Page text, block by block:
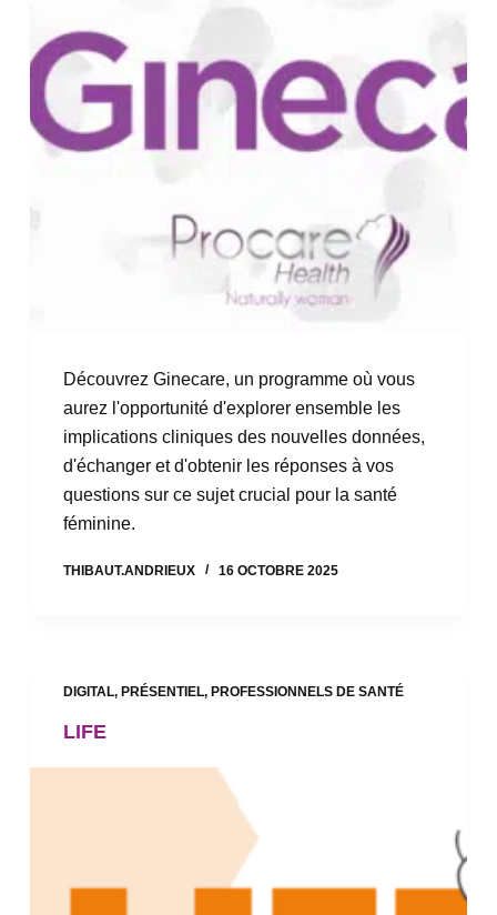
Découvrez Ginecare, un programme où vous
aurez l'opportunité d'explorer ensemble les
implications cliniques des nouvelles données,
d'échanger et d'obtenir les réponses à vos
questions sur ce sujet crucial pour la santé
féminine.
THIBAUT.ANDRIEUX 16 OCTOBRE 2025
DIGITAL, PRÉSENTIEL, PROFESSIONNELS DE SANTÉ
LIFE